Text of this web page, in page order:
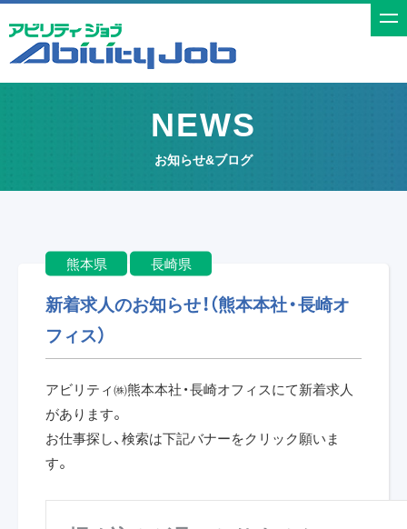
t
a
NEWS
お知らせ&ブログ
熊本県 長崎県
新着求人のお知らせ！（熊本本社・長崎オ
フィス）
アビリティ㈱熊本本社・長崎オフィスにて新着求人
があります。
お仕事探し、検索は下記バナーをクリック願いま
す。